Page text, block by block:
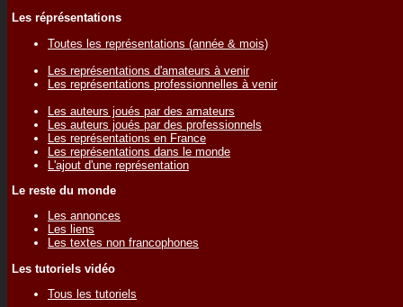
Les réprésentations
Toutes les représentations (année & mois)
Les représentations d'amateurs à venir
Les représentations professionnelles à venir
Les auteurs joués par des amateurs
Les auteurs joués par des professionnels
Les représentations en France
Les représentations dans le monde
L'ajout d'une représentation
Le reste du monde
Les annonces
Les liens
Les textes non francophones
Les tutoriels vidéo
Tous les tutoriels